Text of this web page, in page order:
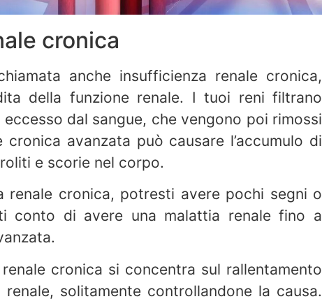
cronica
anche insufficienza renale cronica,
della funzione renale. I tuoi reni filtrano
dal sangue, che vengono poi rimossi
avanzata può causare l’accumulo di
e scorie nel corpo.
renale cronica, potresti avere pochi segni o
conto di avere una malattia renale fino a
cronica si concentra sul rallentamento
solitamente controllandone la causa.